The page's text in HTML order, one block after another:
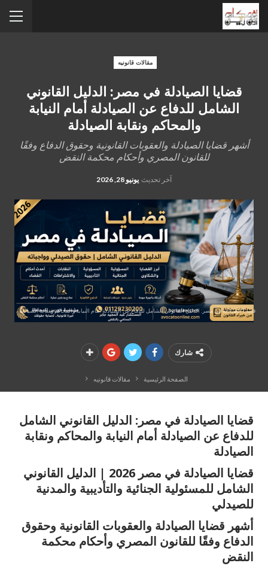
مقالات قانونيه
قضايا الصيادلة في مصر: الدليل القانوني
الشامل للدفاع عن الصيادلة أمام النيابة
والمحاكم ونقابة الصيادلة
أشهر قضايا الصيادلة والعقوبات القانونية وحقوق الدفاع وفقًا
للقانون المصري وأحكام محكمة النقض
آخر تحديث يونيو 28, 2026
قضايا الصيادلة في مصر: الدليل القانوني الشامل للدفاع عن الصيادلة أمام النيابة والمحاكم ونقابة الصيادلة
شارك
الصفحة الرئيسية مقالات قانونيه
قضايا الصيادلة في مصر: الدليل القانوني الشامل
للدفاع عن الصيادلة أمام النيابة والمحاكم ونقابة
الصيادلة
قضايا الصيادلة في مصر 2026 | الدليل القانوني
الشامل للمسئولية الجنائية والتأديبية والمدنية
للصيدلي
أشهر قضايا الصيادلة والعقوبات القانونية وحقوق
الدفاع وفقًا للقانون المصري وأحكام محكمة
النقض